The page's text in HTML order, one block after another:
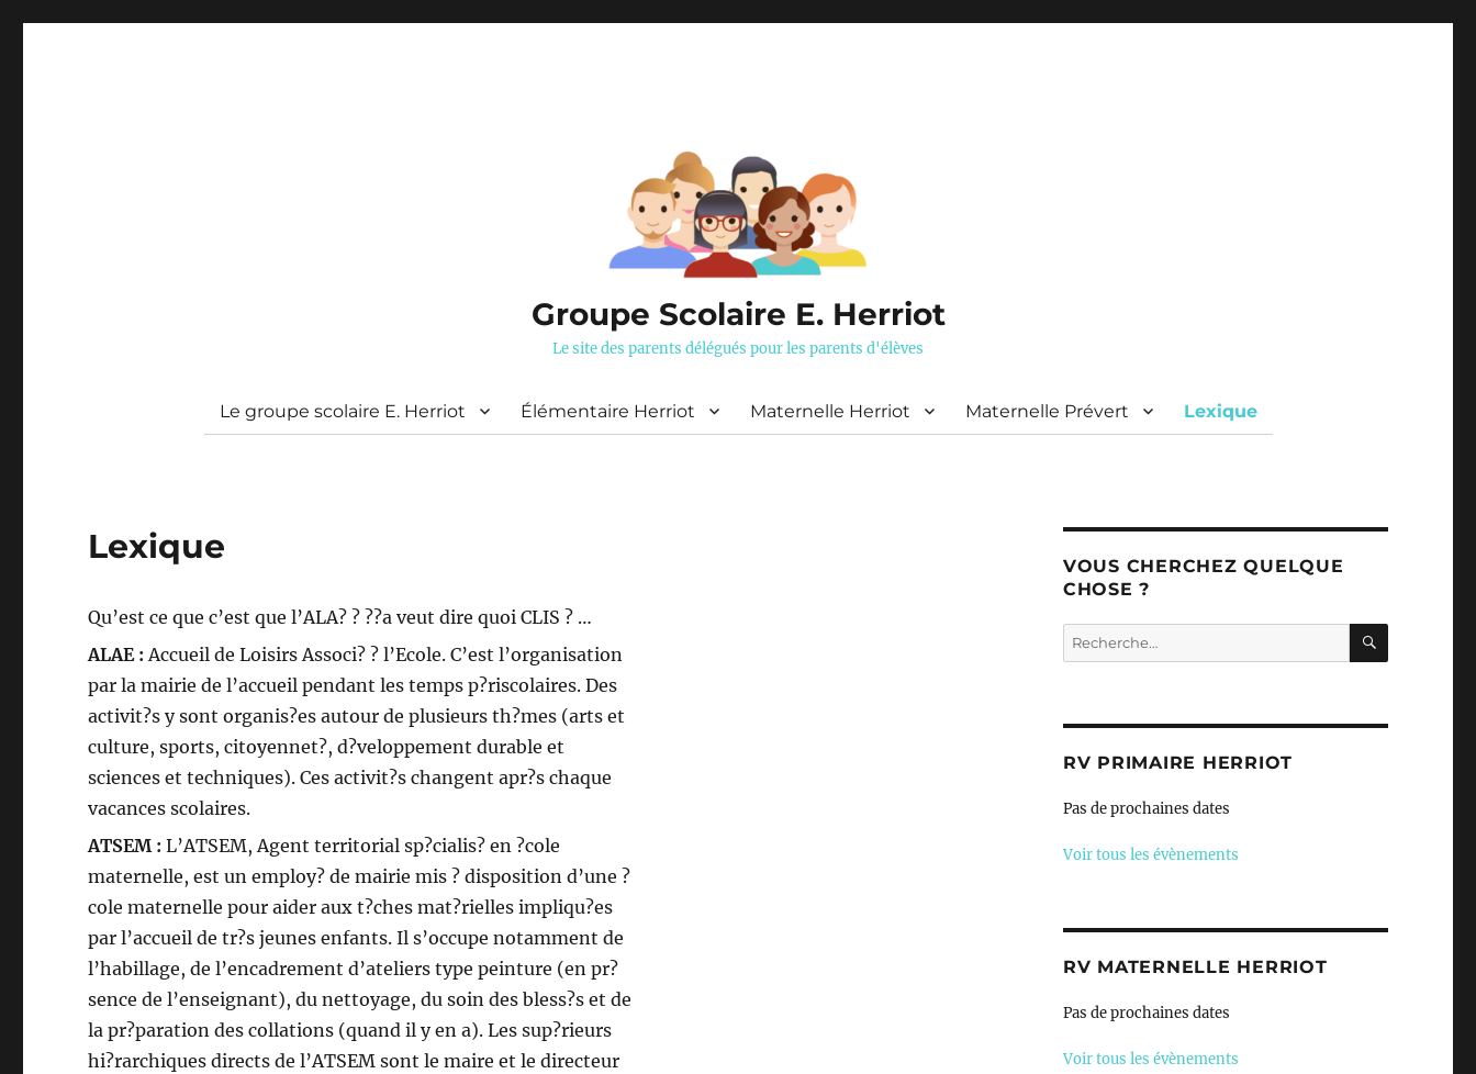
Groupe Scolaire E. Herriot
Le site des parents délégués pour les parents d'élèves
Le groupe scolaire E. Herriot Élémentaire Herriot Maternelle Herriot Maternelle Prévert Lexique
Lexique
Qu’est ce que c’est que l’ALA? ? ??a veut dire quoi CLIS ? …
ALAE : Accueil de Loisirs Associ? ? l’Ecole. C’est l’organisation
par la mairie de l’accueil pendant les temps p?riscolaires. Des
activit?s y sont organis?es autour de plusieurs th?mes (arts et
culture, sports, citoyennet?, d?veloppement durable et
sciences et techniques). Ces activit?s changent apr?s chaque
vacances scolaires.
ATSEM :L’ATSEM, Agent territorial sp?cialis? en ?cole
maternelle, est un employ? de mairie mis ? disposition d’une ?
cole maternelle pour aider aux t?ches mat?rielles impliqu?es
par l’accueil de tr?s jeunes enfants. Il s’occupe notamment de
l’habillage, de l’encadrement d’ateliers type peinture (en pr?
sence de l’enseignant), du nettoyage, du soin des bless?s et de
la pr?paration des collations (quand il y en a). Les sup?rieurs
hi?rarchiques directs de l’ATSEM sont le maire et le directeur
VOUS CHERCHEZ QUELQUE
CHOSE ?
Recherche
pour :
RV PRIMAIRE HERRIOT
Pas de prochaines dates
Voir tous les évènements
RV MATERNELLE HERRIOT
Pas de prochaines dates
Voir tous les évènements